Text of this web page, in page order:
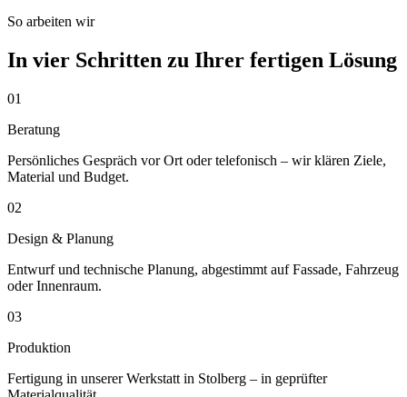
So arbeiten wir
In vier Schritten zu Ihrer fertigen Lösung
01
Beratung
Persönliches Gespräch vor Ort oder telefonisch – wir klären Ziele,
Material und Budget.
02
Design & Planung
Entwurf und technische Planung, abgestimmt auf Fassade, Fahrzeug
oder Innenraum.
03
Produktion
Fertigung in unserer Werkstatt in Stolberg – in geprüfter